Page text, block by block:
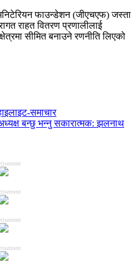
फाउन्डेशन (जीएचएफ) जस्ता
राहत वितरण प्रणालीलाई
सीमित बनाउने रणनीति लिएको
समाचार
अध्यक्ष बन्छु भन्नु सकारात्मक: झलनाथ